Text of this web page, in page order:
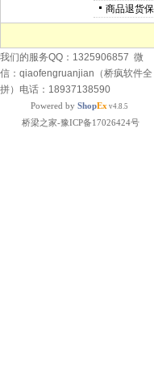
商品退货
我们的服务QQ：1325906857 微
信：qiaofengruanjian（桥疯软件全
拼）电话：18937138590
Powered by ShopEx v4.8.5
桥梁之家-豫ICP备17026424号